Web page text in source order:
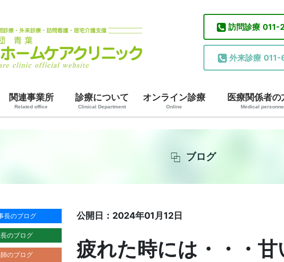
訪問診療 011-
外来診療 011-
関連事業所
Related office
診療について
Clinical Department
オンライン診療
Online
医療関係者の
Medical
ブログ
公開日：2024年01月12日
疲れた時には・・・
長のブログ
のブログ
のブログ